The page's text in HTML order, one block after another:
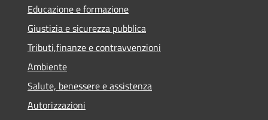
Educazione e formazione
Giustizia e sicurezza pubblica
Tributi,finanze e contravvenzioni
Ambiente
Salute, benessere e assistenza
Autorizzazioni